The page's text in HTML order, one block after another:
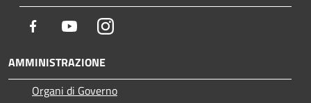
Facebook YoutubeInstagram
AMMINISTRAZIONE
Organi di Governo